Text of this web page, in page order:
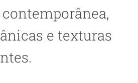
e texturas